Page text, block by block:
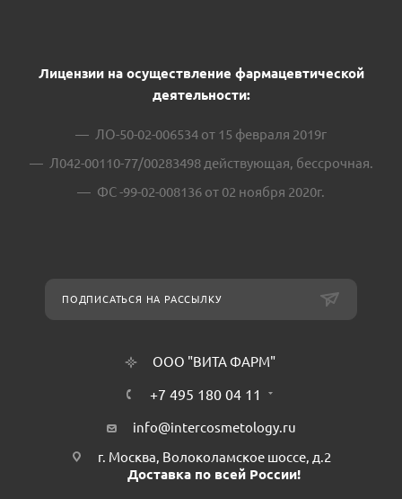
Лицензии на осуществление фармацевтической
деятельности:
ЛО-50-02-006534 от 15 февраля 2019г
Л042-00110-77/00283498 действующая, бессрочная.
ФС -99-02-008136 от 02 ноября 2020г.
ПОДПИСАТЬСЯ НА РАССЫЛКУ
ООО "ВИТА ФАРМ"
+7 495 180 04 11
info@intercosmetology.ru
г. Москва, Волоколамское шоссе, д.2
Доставка по всей России!